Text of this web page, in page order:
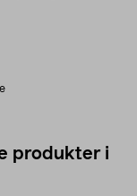
produkter i